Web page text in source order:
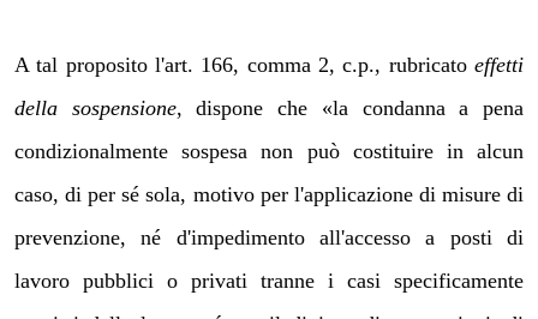
A tal proposito l'art. 166, comma 2, c.p., rubricato effetti
della sospensione, dispone che «la condanna a pena
condizionalmente sospesa non può costituire in alcun
caso, di per sé sola, motivo per l'applicazione di misure di
prevenzione, né d'impedimento all'accesso a posti di
lavoro pubblici o privati tranne i casi specificamente